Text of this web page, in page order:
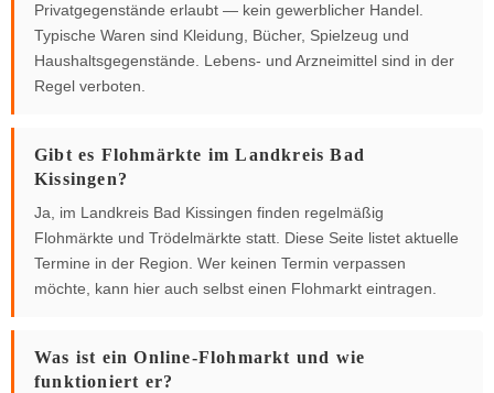
Privatgegenstände erlaubt — kein gewerblicher Handel.
Typische Waren sind Kleidung, Bücher, Spielzeug und
Haushaltsgegenstände. Lebens- und Arzneimittel sind in der
Regel verboten.
Gibt es Flohmärkte im Landkreis Bad
Kissingen?
Ja, im Landkreis Bad Kissingen finden regelmäßig
Flohmärkte und Trödelmärkte statt. Diese Seite listet aktuelle
Termine in der Region. Wer keinen Termin verpassen
möchte, kann hier auch selbst einen Flohmarkt eintragen.
Was ist ein Online-Flohmarkt und wie
funktioniert er?